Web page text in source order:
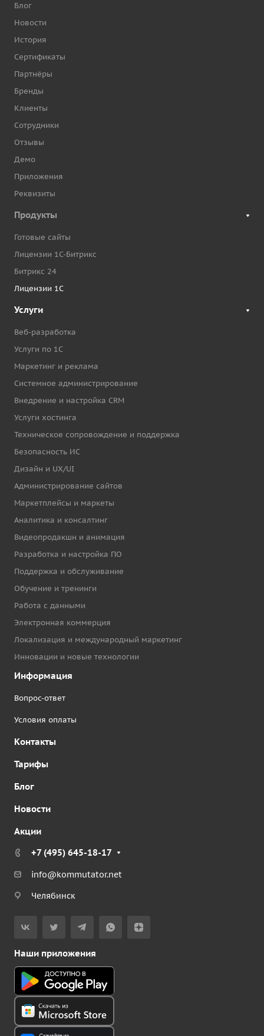
Блог
Новости
История
Сертификаты
Партнёры
Бренды
Клиенты
Сотрудники
Отзывы
Демо
Приложения
Реквизиты
Продукты
Готовые сайты
Лицензии 1С-Битрикс
Битрикс 24
Лицензии 1С
Услуги
Веб-разработка
Услуги по 1С
Маркетинг и реклама
Системное администрирование
Внедрение и настройка CRM
Услуги хостинга
Техническое сопровождение и поддержка
Безопасность ИС
Дизайн и UX/UI
Администрирование сайтов
Маркетплейсы и маркеты
Аналитика и консалтинг
Видеопродакшн и анимация
Разработка и настройка ПО
Поддержка и обслуживание
Обучение и тренинги
Работа с данными
Электронная коммерция
Локализация и международный маркетинг
Инновации и новые технологии
Информация
Вопрос-ответ
Условия оплаты
Контакты
Тарифы
Блог
Новости
Акции
+7 (495) 645-18-17
info@kommutator.net
Челябинск
Наши приложения